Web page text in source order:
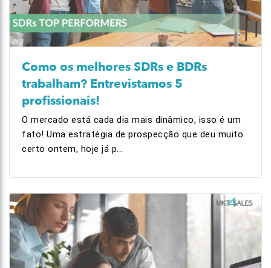
Como os melhores SDRs e BDRs
trabalham? Entrevistamos 5
profissionais!
O mercado está cada dia mais dinâmico, isso é um
fato! Uma estratégia de prospecção que deu muito
certo ontem, hoje já p...